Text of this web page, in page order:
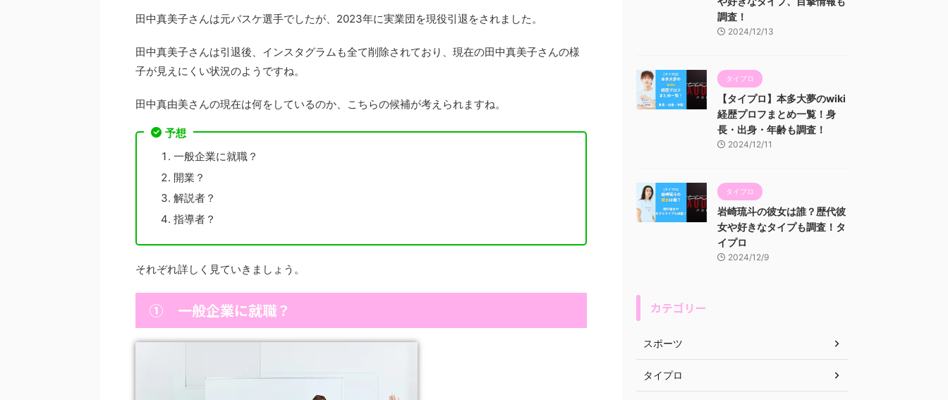
田中真美子さんは元バスケ選手でしたが、2023年に実業団を現役引退をされました。
田中真美子さんは引退後、インスタグラムも全て削除されており、現在の田中真美子さんの様
子が見えにくい状況のようですね。
田中真由美さんの現在は何をしているのか、こちらの候補が考えられますね。
予想
一般企業に就職？
開業？
解説者？
指導者？
それぞれ詳しく見ていきましょう。
① 一般企業に就職？
調査！
2024/12/13
タイプロ
【タイプロ】本多大夢のwiki
経歴プロフまとめ一覧！身
長・出身・年齢も調査！
2024/12/11
タイプロ
岩崎琉斗の彼女は誰？歴代彼
女や好きなタイプも調査！タ
イプロ
2024/12/9
カテゴリー
スポーツ
タイプロ